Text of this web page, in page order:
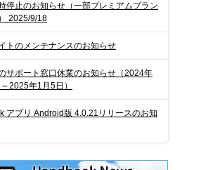
停止のお知らせ（一部プレミアムプラン
2025/9/18
トのメンテナンスのお知らせ
サポート窓口休業のお知らせ（2024年
2025年1月5日）
アプリ Android版 4.0.21リリースのお知